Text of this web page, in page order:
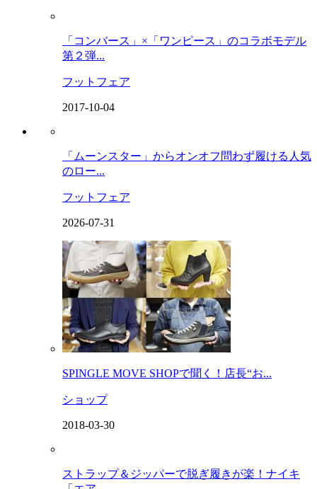
「コンバース」×「ワンピース」のコラボモデル
第２弾...
フットフェア
2017-10-04
「ムーンスター」からオンオフ問わず履ける人気
のロー...
フットフェア
2026-07-31
SPINGLE MOVE SHOPで聞く！店長“お...
ショップ
2018-03-30
ストラップ＆ジッパーで脱ぎ履きが楽！ナイキ